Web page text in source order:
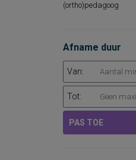
(ortho)pedagoog
Afname duur
Van:
Tot:
PAS TOE